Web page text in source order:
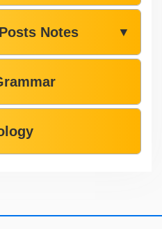
Notes ▼